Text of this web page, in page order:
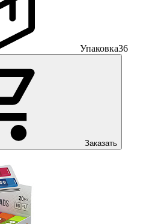
Упаковка36
Заказать